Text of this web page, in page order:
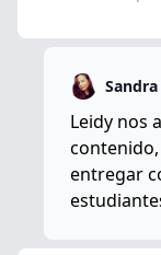
Leidy nos
entregar